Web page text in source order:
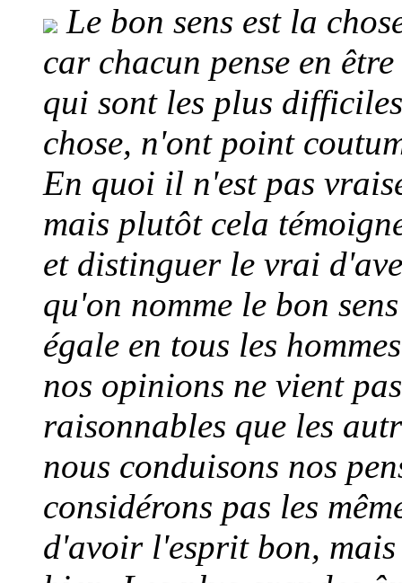
Le bon sens est la
car chacun pense en
qui sont les plus
chose, n'ont point
En quoi il n'est pas
mais plutôt cela
et distinguer le vrai
qu'on nomme le bon
égale en tous les
nos opinions ne vient
raisonnables que les
nous conduisons nos
considérons pas les
d'avoir l'esprit bon,